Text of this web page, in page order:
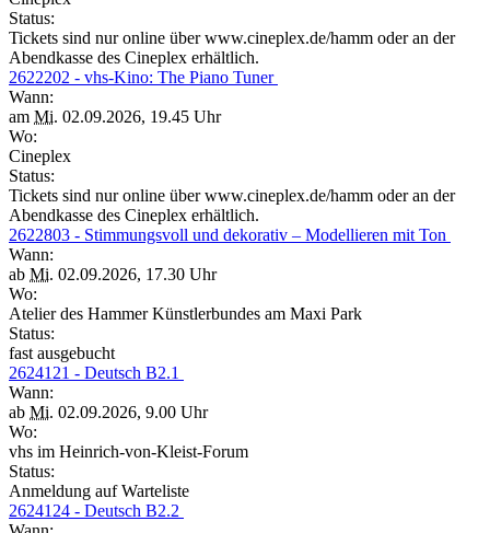
Status:
Tickets sind nur online über www.cineplex.de/hamm oder an der
Abendkasse des Cineplex erhältlich.
2622202 - vhs-Kino: The Piano Tuner
Wann:
am Mi. 02.09.2026, 19.45 Uhr
Wo:
Cineplex
Status:
Tickets sind nur online über www.cineplex.de/hamm oder an der
Abendkasse des Cineplex erhältlich.
2622803 - Stimmungsvoll und dekorativ – Modellieren mit Ton
Wann:
ab Mi. 02.09.2026, 17.30 Uhr
Wo:
Atelier des Hammer Künstlerbundes am Maxi Park
Status:
fast ausgebucht
2624121 - Deutsch B2.1
Wann:
ab Mi. 02.09.2026, 9.00 Uhr
Wo:
vhs im Heinrich-von-Kleist-Forum
Status:
Anmeldung auf Warteliste
2624124 - Deutsch B2.2